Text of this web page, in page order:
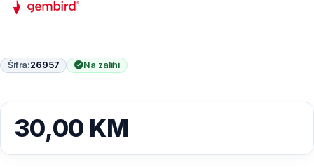
Šifra:26957 Na zalihi
30,00 KM